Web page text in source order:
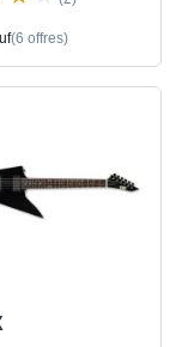
(6 offres)